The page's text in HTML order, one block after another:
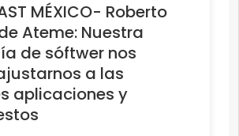
MÉXICO- Roberto
Ateme: Nuestra
de sóftwer nos
a las
aplicaciones y